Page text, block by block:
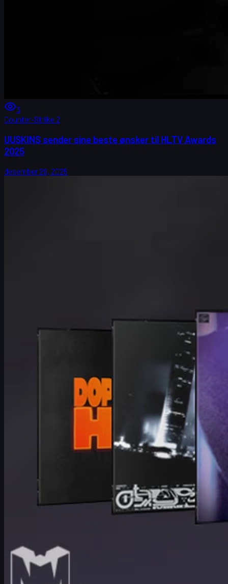
3
Counter-Strike 2
UUSKINS sender sine beste ønsker til HLTV Awards
2025
desember 29, 2025